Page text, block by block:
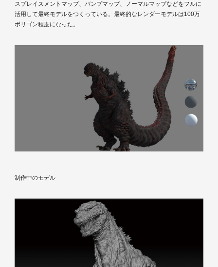
スプレイスメントマップ、バンプマップ、ノーマルマップなどをフルに
活用して最終モデルをつくっている。最終的なレンダーモデルは100万
ポリゴン程度になった。
制作中のモデル